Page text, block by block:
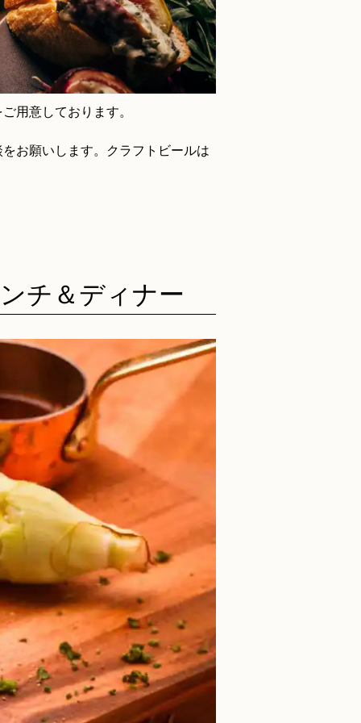
用意しております。
お願いします。クラフトビールは
チ＆ディナー